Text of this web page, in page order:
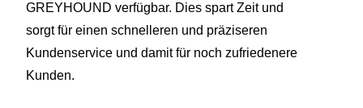
GREYHOUND verfügbar. Dies spart Zeit und
sorgt für einen schnelleren und präziseren
Kundenservice und damit für noch zufriedenere
Kunden.